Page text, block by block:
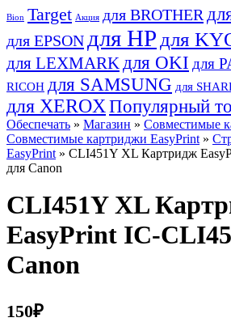
Bion Target Акция для BROTHER
для EPSON для HP для
для LEXMARK для OKI для
RICOH для SAMSUNG для
для XEROX Популярный
Обеспечать » Магазин » Совместимые
Совместимые картриджи EasyPrint »
EasyPrint » CLI451Y XL Картридж
для Canon
CLI451Y XL
EasyPrint IC-
Canon
150₽